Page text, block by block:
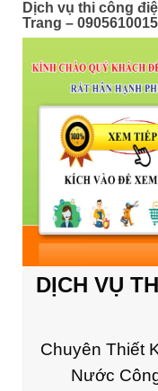
Dịch vụ thi công
Trang – 0905610015
DỊCH VỤ
Chuyên Thiết
Nước